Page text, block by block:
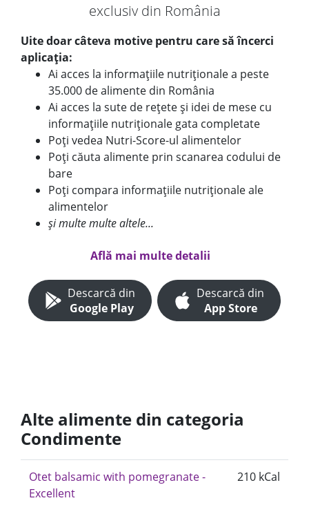
exclusiv din România
Uite doar câteva motive pentru care să încerci
aplicația:
Ai acces la informațiile nutriționale a peste
35.000 de alimente din România
Ai acces la sute de rețete și idei de mese cu
informațiile nutriționale gata completate
Poți vedea Nutri-Score-ul alimentelor
Poți căuta alimente prin scanarea codului de
bare
Poți compara informațiile nutriționale ale
alimentelor
și multe multe altele...
Află mai multe detalii
Descarcă din
Google Play
Descarcă din
App Store
Alte alimente din categoria
Condimente
Otet balsamic with pomegranate -
Excellent
210 kCal